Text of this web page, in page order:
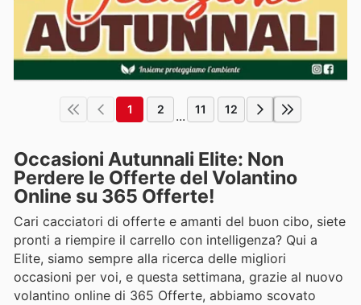
1 2 ... 11 12
Occasioni Autunnali Elite: Non
Perdere le Offerte del Volantino
Online su 365 Offerte!
Cari cacciatori di offerte e amanti del buon cibo, siete
pronti a riempire il carrello con intelligenza? Qui a
Elite, siamo sempre alla ricerca delle migliori
occasioni per voi, e questa settimana, grazie al nuovo
volantino online di 365 Offerte, abbiamo scovato